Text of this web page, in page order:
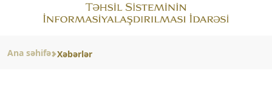
Ana səhifə Xəbərlər